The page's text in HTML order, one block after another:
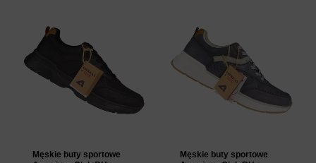
Męskie buty sportowe
Męskie buty sportowe